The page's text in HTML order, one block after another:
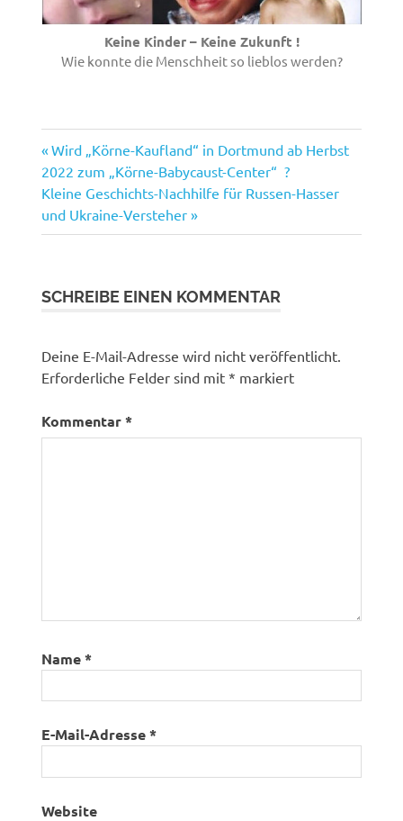
Keine Kinder – Keine Zukunft !
Wie konnte die Menschheit so lieblos werden?
Beitragsnavigation
Vorheriger
Beitrag:
Wird „Körne-Kaufland“ in Dortmund ab Herbst
2022 zum „Körne-Babycaust-Center“ ?
Nächster
Beitrag:
Kleine Geschichts-Nachhilfe für Russen-Hasser
und Ukraine-Versteher
SCHREIBE EINEN KOMMENTAR
Deine E-Mail-Adresse wird nicht veröffentlicht.
Erforderliche Felder sind mit* markiert
Kommentar*
Name*
E-Mail-Adresse*
Website